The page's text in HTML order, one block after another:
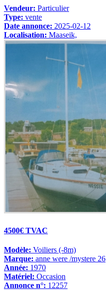
Vendeur: Particulier
Type: vente
Date annonce: 2025-02-12
Localisation: Maaseik,
4500€ TVAC
Modèle: Voiliers (-8m)
Marque: anne were /mystere 26
Année: 1970
Matériel: Occasion
Annonce n°: 12257